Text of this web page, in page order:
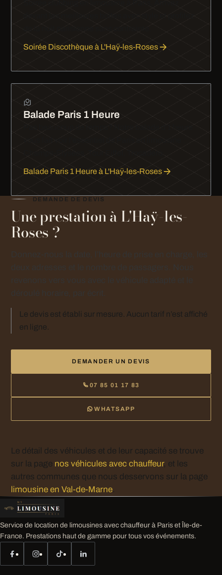
Soirée Discothèque à L'Haÿ-les-Roses
Balade Paris 1 Heure
Balade Paris 1 Heure à L'Haÿ-les-Roses
DEMANDE DE DEVIS
Une prestation à L'Haÿ-les-
Roses ?
Le devis est établi sur mesure. Aucun tarif n’est affiché
en ligne.
DEMANDER UN DEVIS
07 85 01 17 83
WHATSAPP
Le détail des véhicules et de leur capacité se trouve
sur la page nos véhicules avec chauffeur, et les
autres communes que nous desservons sur la page
limousine en Val-de-Marne.
Service de location de limousines avec chauffeur à Paris et Île-de-
France. Prestations haut de gamme pour tous vos événements.